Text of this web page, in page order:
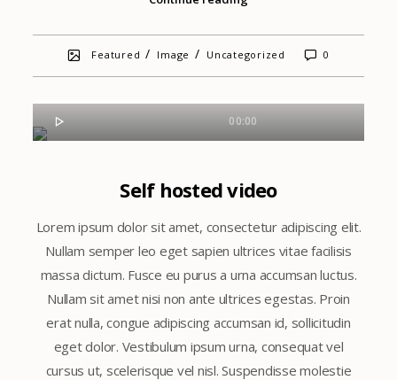
Featured / Image / Uncategorized 0
00:00
Self hosted video
Lorem ipsum dolor sit amet, consectetur adipiscing elit.
Nullam semper leo eget sapien ultrices vitae facilisis
massa dictum. Fusce eu purus a urna accumsan luctus.
Nullam sit amet nisi non ante ultrices egestas. Proin
erat nulla, congue adipiscing accumsan id, sollicitudin
eget dolor. Vestibulum ipsum urna, consequat vel
cursus ut, scelerisque vel nisl. Suspendisse molestie